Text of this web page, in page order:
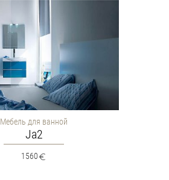
Мебель для ванной
Ja2
1560